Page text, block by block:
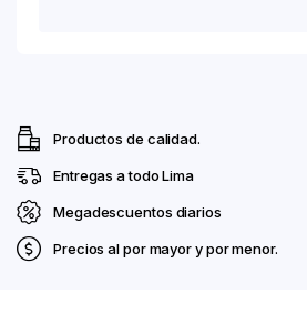
Productos de calidad.
Entregas a todo Lima
Megadescuentos diarios
Precios al por mayor y por menor.